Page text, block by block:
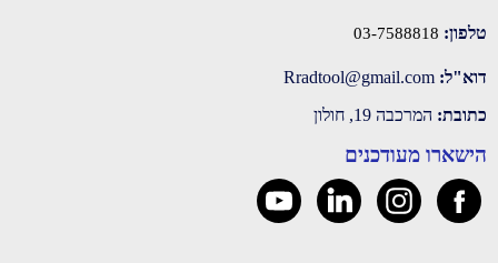
טלפון: 03-7588818
דוא"ל:
כתובת: המרכבה 19, חולון
הישארו מעודכנים